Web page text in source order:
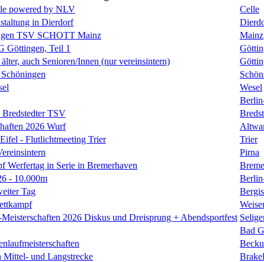
powered by NLV
Celle
in Dierdorf
TSV SCHOTT Mainz
Mainz
Göttingen, Teil 1
auch Senioren/Innen (nur vereinsintern)
Wesel
Bredstedter TSV
2026 Wurf
- Flutlichtmeeting Trier
Trier
Pirna
Werfertag in Serie in Bremerhaven
- 10.000m
Tag
2026 Diskus und Dreisprung + Abendsportfest
Bad
Mittel- und Langstrecke
Brakel